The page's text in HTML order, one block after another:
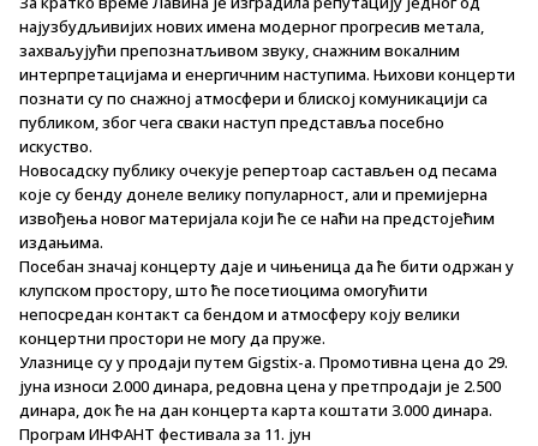
најузбудљивијих нових имена модерног прогресив метала,
захваљујући препознатљивом звуку, снажним вокалним
интерпретацијама и енергичним наступима. Њихови концерти
познати су по снажној атмосфери и блиској комуникацији са
публиком, због чега сваки наступ представља посебно
искуство.
Новосадску публику очекује репертоар састављен од песама
које су бенду донеле велику популарност, али и премијерна
извођења новог материјала који ће се наћи на предстојећим
издањима.
Посебан значај концерту даје и чињеница да ће бити одржан у
клупском простору, што ће посетиоцима омогућити
непосредан контакт са бендом и атмосферу коју велики
концертни простори не могу да пруже.
Улазнице су у продаји путем Gigstix-а. Промотивна цена до 29.
јуна износи 2.000 динара, редовна цена у претпродаји је 2.500
динара, док ће на дан концерта карта коштати 3.000 динара.
Програм ИНФАНТ фестивала за 11. јун